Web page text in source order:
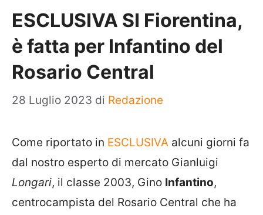
ESCLUSIVA SI Fiorentina,
è fatta per Infantino del
Rosario Central
28 Luglio 2023 di Redazione
Come riportato in ESCLUSIVA alcuni giorni fa
dal nostro esperto di mercato Gianluigi
Longari, il classe 2003, Gino Infantino,
centrocampista del Rosario Central che ha